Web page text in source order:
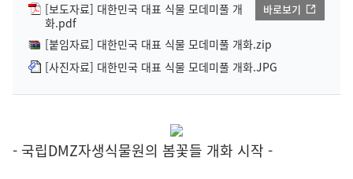
[보도자료] 대한민국 대표 식물 모데미풀 개
화.pdf
바로보기
[붙임자료] 대한민국 대표 식물 모데미풀 개화.zip
[사진자료] 대한민국 대표 식물 모데미풀 개화.JPG
- 국립DMZ자생식물원의 봄꽃들 개화 시작 -